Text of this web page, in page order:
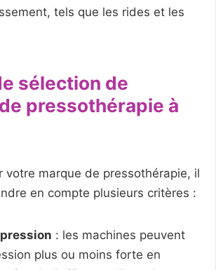
tels que les rides et les
sélection de
pressothérapie à
votre marque de pressothérapie, il
en compte plusieurs critères :
: les machines peuvent
plus ou moins forte en